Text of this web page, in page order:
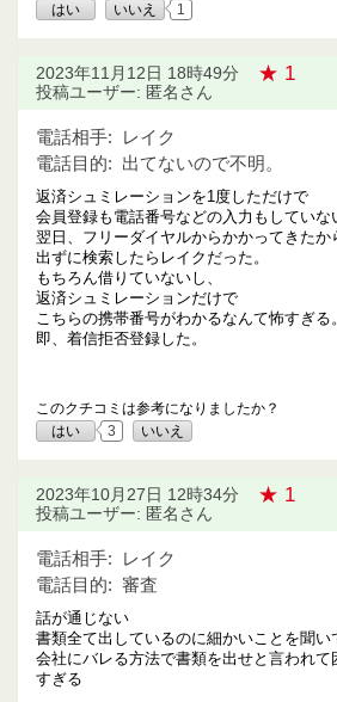
はい
いいえ 1
2023年11月12日 18時49分 ★ 1
投稿ユーザー: 匿名さん
電話相手:
レイク
電話目的: 出てないので不明。
返済シュミレーションを1度しただけで
会員登録も電話番号などの入力もしていな
翌日、フリーダイヤルからかかってきたか
出ずに検索したらレイクだった。
もちろん借りていないし、
返済シュミレーションだけで
こちらの携帯番号がわかるなんて怖すぎる。
即、着信拒否登録した。
このクチコミは参考になりましたか？
はい
3 いいえ
2023年10月27日 12時34分 ★ 1
投稿ユーザー: 匿名さん
電話相手:
レイク
電話目的: 審査
話が通じない
書類全て出しているのに細かいことを聞い
会社にバレる方法で書類を出せと言われて
すぎる